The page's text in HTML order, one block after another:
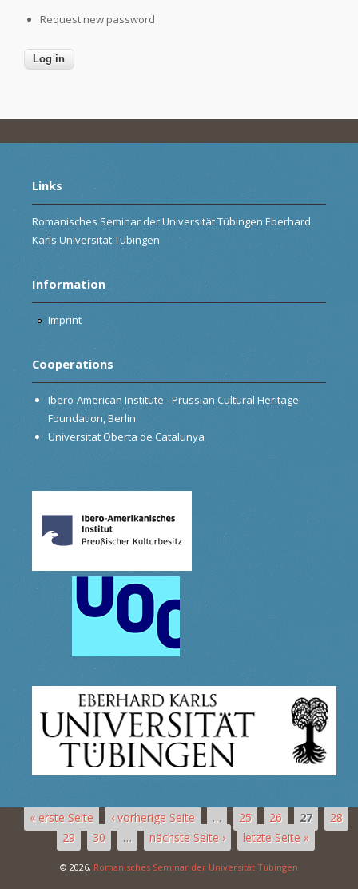
Request new password
Links
Romanisches Seminar der Universität Tübingen Eberhard
Karls Universität Tübingen
Information
Imprint
Cooperations
Ibero-American Institute - Prussian Cultural Heritage
Foundation, Berlin
Universitat Oberta de Catalunya
« erste Seite ‹ vorherige Seite … 25 26 27
28
29
30 … nächste Seite › letzte Seite »
© 2026, Romanisches Seminar der Universität Tübingen